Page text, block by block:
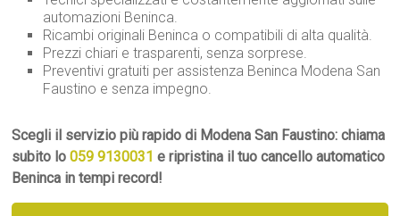
automazioni Beninca.
Ricambi originali Beninca o compatibili di alta qualità.
Prezzi chiari e trasparenti, senza sorprese.
Preventivi gratuiti per assistenza Beninca Modena San
Faustino e senza impegno.
Scegli il servizio più rapido di Modena San Faustino: chiama
subito lo 059 9130031 e ripristina il tuo cancello automatico
Beninca in tempi record!